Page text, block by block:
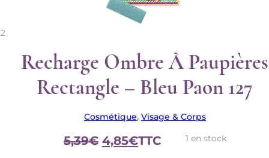
Recharge Ombre À Paupières
Rectangle – Bleu Paon 127
Cosmétique, Visage & Corps
5,39€ Le
4,85€Le
TTC 1 en stock